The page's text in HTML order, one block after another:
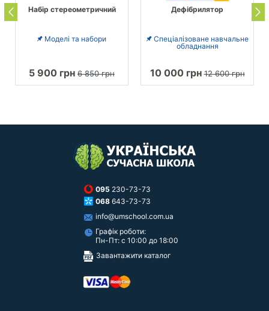
Набір стереометричний
Моделі та набори
5 900 грн 6 850 грн
Дефібрилятор
Спеціалізоване навчальне
обладнання
10 000 грн12 600 грн
095 230-73-73
068 643-73-73
info@umschool.com.ua
Графік роботи:
Пн-Пт: с 10:00 до 18:00
Завантажити каталог